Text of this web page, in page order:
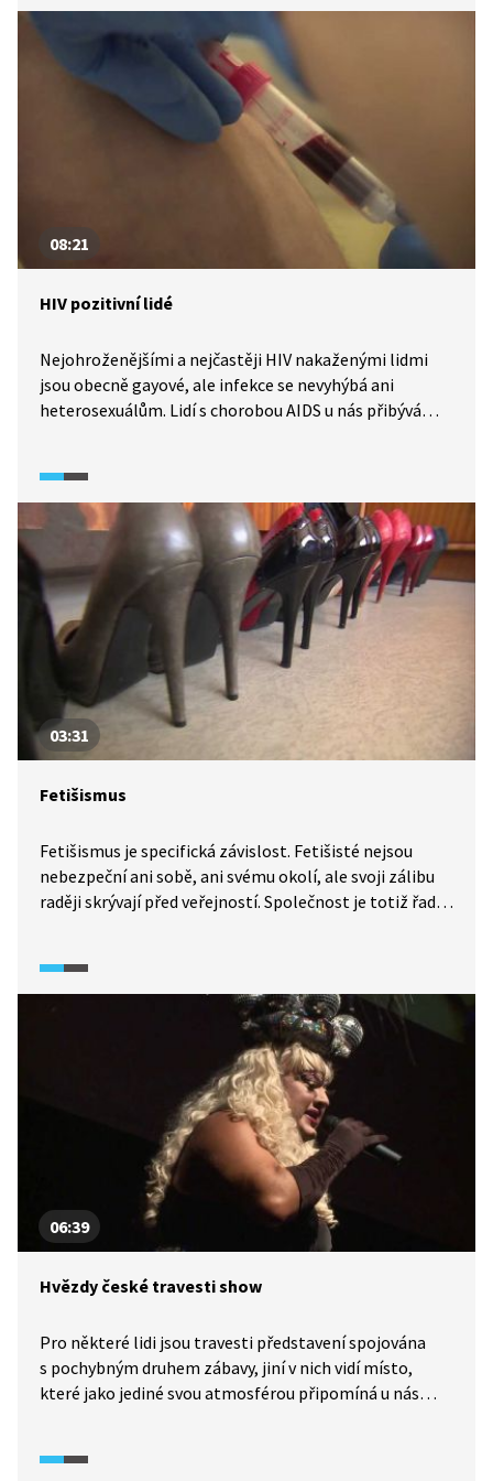
služeb je jejich strategie pro přežití.
08:21
HIV pozitivní lidé
Nejohroženějšími a nejčastěji HIV nakaženými lidmi
jsou obecně gayové, ale infekce se nevyhýbá ani
heterosexuálům. Lidí s chorobou AIDS u nás přibývá
onemocnění mohou sami. Své o tom ví Jana i Petr.
A lze vůbec žít s HIV pozitivním partnerem a nenakazit
se? Na tuto otázku zase odpovídá HIV pozitivní Radek
se svou manželkou.
03:31
Fetišismus
Fetišismus je specifická závislost. Fetišisté nejsou
nebezpeční ani sobě, ani svému okolí, ale svoji zálibu
raději skrývají před veřejností. Společnost je totiž řadí
06:39
Hvězdy české travesti show
Pro některé lidi jsou travesti představení spojována
s pochybným druhem zábavy, jiní v nich vidí místo,
které jako jediné svou atmosférou připomíná u nás
řemesla, ale provedou nás i jeho historií a v neposlední